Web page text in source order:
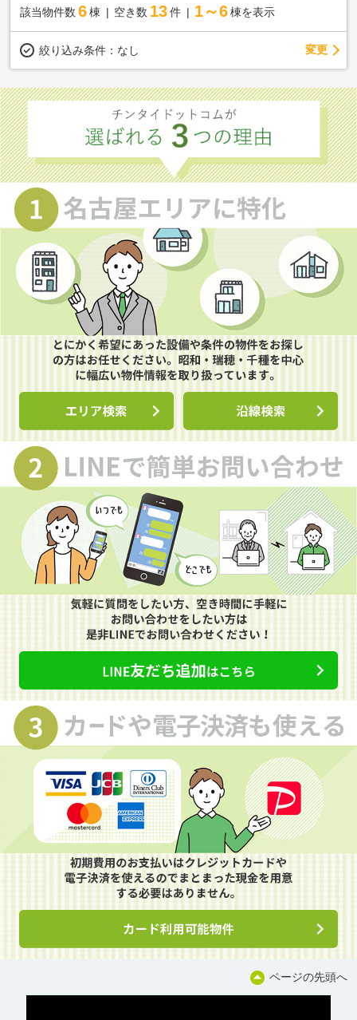
該当物件数 6棟 空き数 13 件 1～6 棟を表示
絞り込み条件： なし 変更
ページの先頭へ